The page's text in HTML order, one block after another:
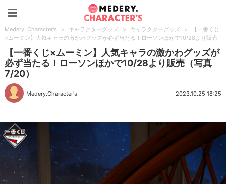
Medery. Character's > キャラクターグッズ > キャラクターグッズ >
【一番くじ
×ムーミン】人気キャラの激かわグッズが必ず当たる！ローソンほかで10/28より販売
【一番くじ×ムーミン】人気キャラの激かわグッズが
必ず当たる！ローソンほかで10/28より販売（写真
7/20）
Medery.Character's 2023.10.25 18:25